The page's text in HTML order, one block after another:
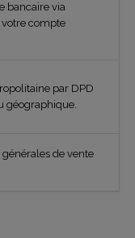
bancaire via
compte
par DPD
géographique.
de vente